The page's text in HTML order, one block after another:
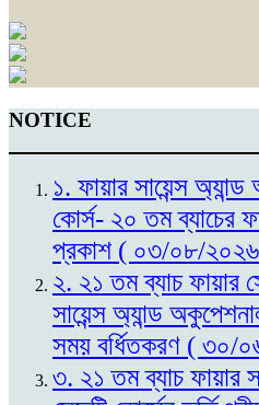
NOTICE
১. ফায়ার সায়েন্স
কোর্স- ২০ তম ব্যাচের
প্রকাশ ( ০৩/০৮/
২. ২১ তম ব্যাচ ফায়ার
সায়েন্স অ্যান্ড
সময় বর্ধিতকরণ ( ৩০/
৩. ২১ তম ব্যাচ ফায়ার